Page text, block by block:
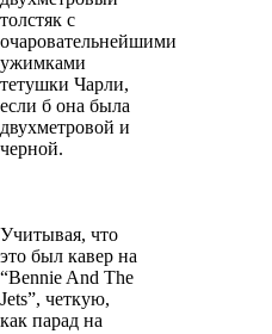
толстяк с
очаровательнейшими
ужимками
тетушки Чарли,
если б она была
двухметровой и
черной.
Учитывая, что
это был кавер на
“Bennie And The
Jets”, четкую,
как парад на